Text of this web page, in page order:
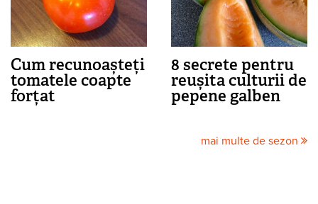
Cum recunoașteți
tomatele coapte
forțat
8 secrete pentru
reușita culturii de
pepene galben
mai multe de sezon